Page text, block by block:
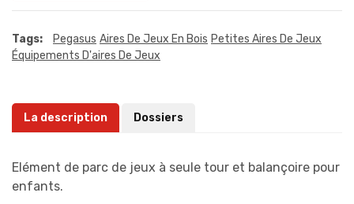
Tags: Pegasus Aires De Jeux En Bois Petites Aires De Jeux
Équipements D'aires De Jeux
La description Dossiers
Elément de parc de jeux à seule tour et balançoire pour
enfants.